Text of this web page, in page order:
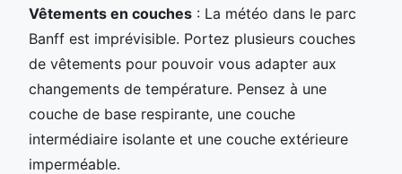
Vêtements en couches : La météo dans le parc
Banff est imprévisible. Portez plusieurs couches
de vêtements pour pouvoir vous adapter aux
changements de température. Pensez à une
couche de base respirante, une couche
intermédiaire isolante et une couche extérieure
imperméable.